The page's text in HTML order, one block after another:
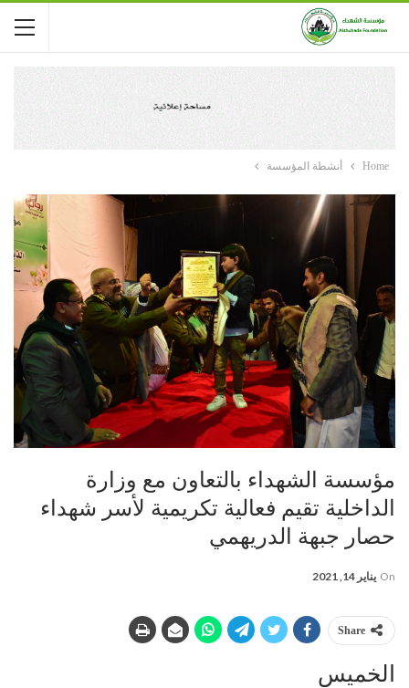
Home أنشطة المؤسسة
مؤسسة الشهداء بالتعاون مع وزارة
الداخلية تقيم فعالية تكريمية لأسر شهداء
حصار جبهة الدريهمي
On يناير 14, 2021
Share
الخميس